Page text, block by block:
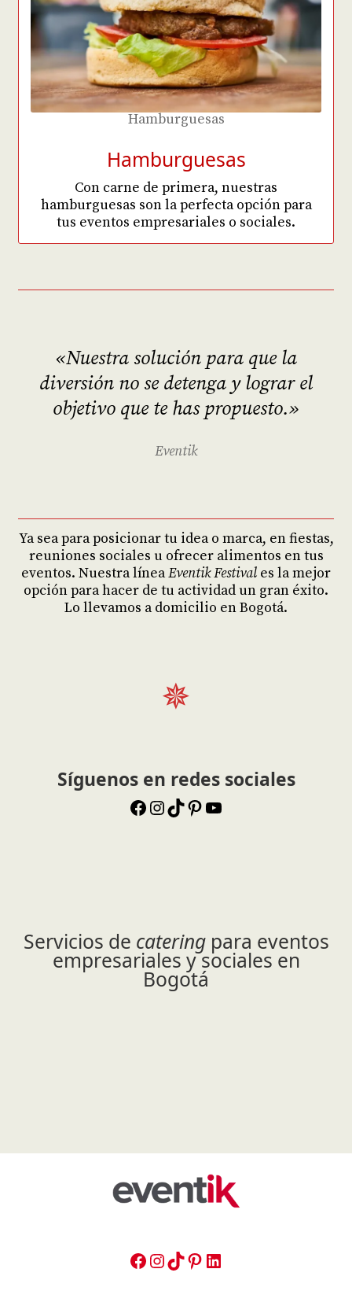
Hamburguesas
Hamburguesas
Con carne de primera, nuestras
hamburguesas son la perfecta opción para
tus eventos empresariales o sociales.
«Nuestra solución para que la
diversión no se detenga y lograr el
objetivo que te has propuesto.»
Eventik
Ya sea para posicionar tu idea o marca, en fiestas,
reuniones sociales u ofrecer alimentos en tus
eventos. Nuestra líneaEventik Festival es la mejor
opción para hacer de tu actividad un gran éxito.
Lo llevamos a domicilio en Bogotá.
✵
Síguenos en redes sociales
Facebook
Instagram
TikTok
Pinterest
YouTube
Servicios de catering para eventos
empresariales y sociales en
Bogotá
FACEBOOK
INSTAGRAM
TIKTOK
PINTEREST
LINKEDIN